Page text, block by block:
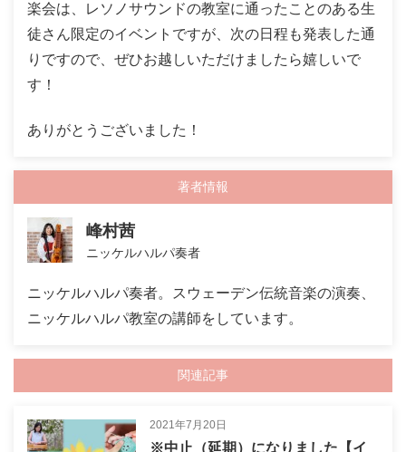
楽会は、レソノサウンドの教室に通ったことのある生
徒さん限定のイベントですが、次の日程も発表した通
りですので、ぜひお越しいただけましたら嬉しいで
す！
ありがとうございました！
著者情報
峰村茜
ニッケルハルパ奏者
ニッケルハルパ奏者。スウェーデン伝統音楽の演奏、
ニッケルハルパ教室の講師をしています。
関連記事
2021年7月20日
※中止（延期）になりました【イ